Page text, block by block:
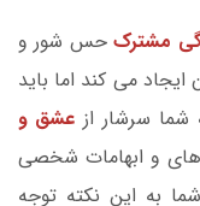
مشترک حس شور و
می کند اما باید
شما سرشار از عشق و
های و ابهامات شخصی
به این نکته توجه